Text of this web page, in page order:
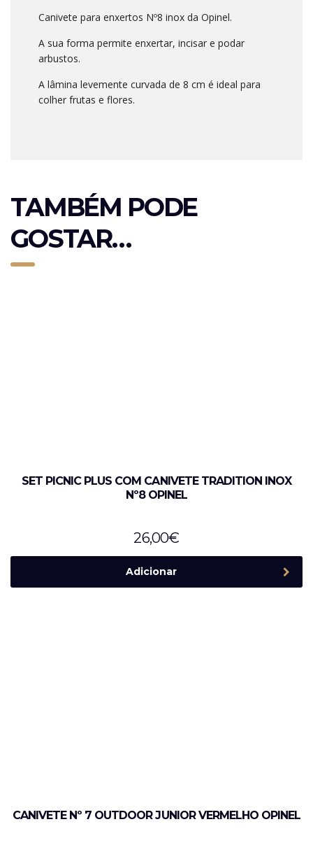
Canivete para enxertos Nº8 inox da Opinel.
A sua forma permite enxertar, incisar e podar
arbustos.
A lâmina levemente curvada de 8 cm é ideal para
colher frutas e flores.
TAMBÉM PODE
GOSTAR…
SET PICNIC PLUS COM CANIVETE TRADITION INOX
Nº8 OPINEL
26,00€
Adicionar
CANIVETE Nº 7 OUTDOOR JUNIOR VERMELHO OPINEL